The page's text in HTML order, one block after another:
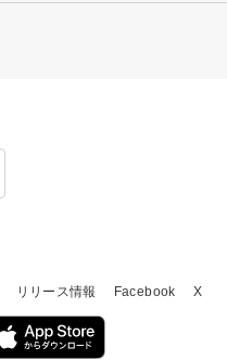
リリース情報 Facebook X